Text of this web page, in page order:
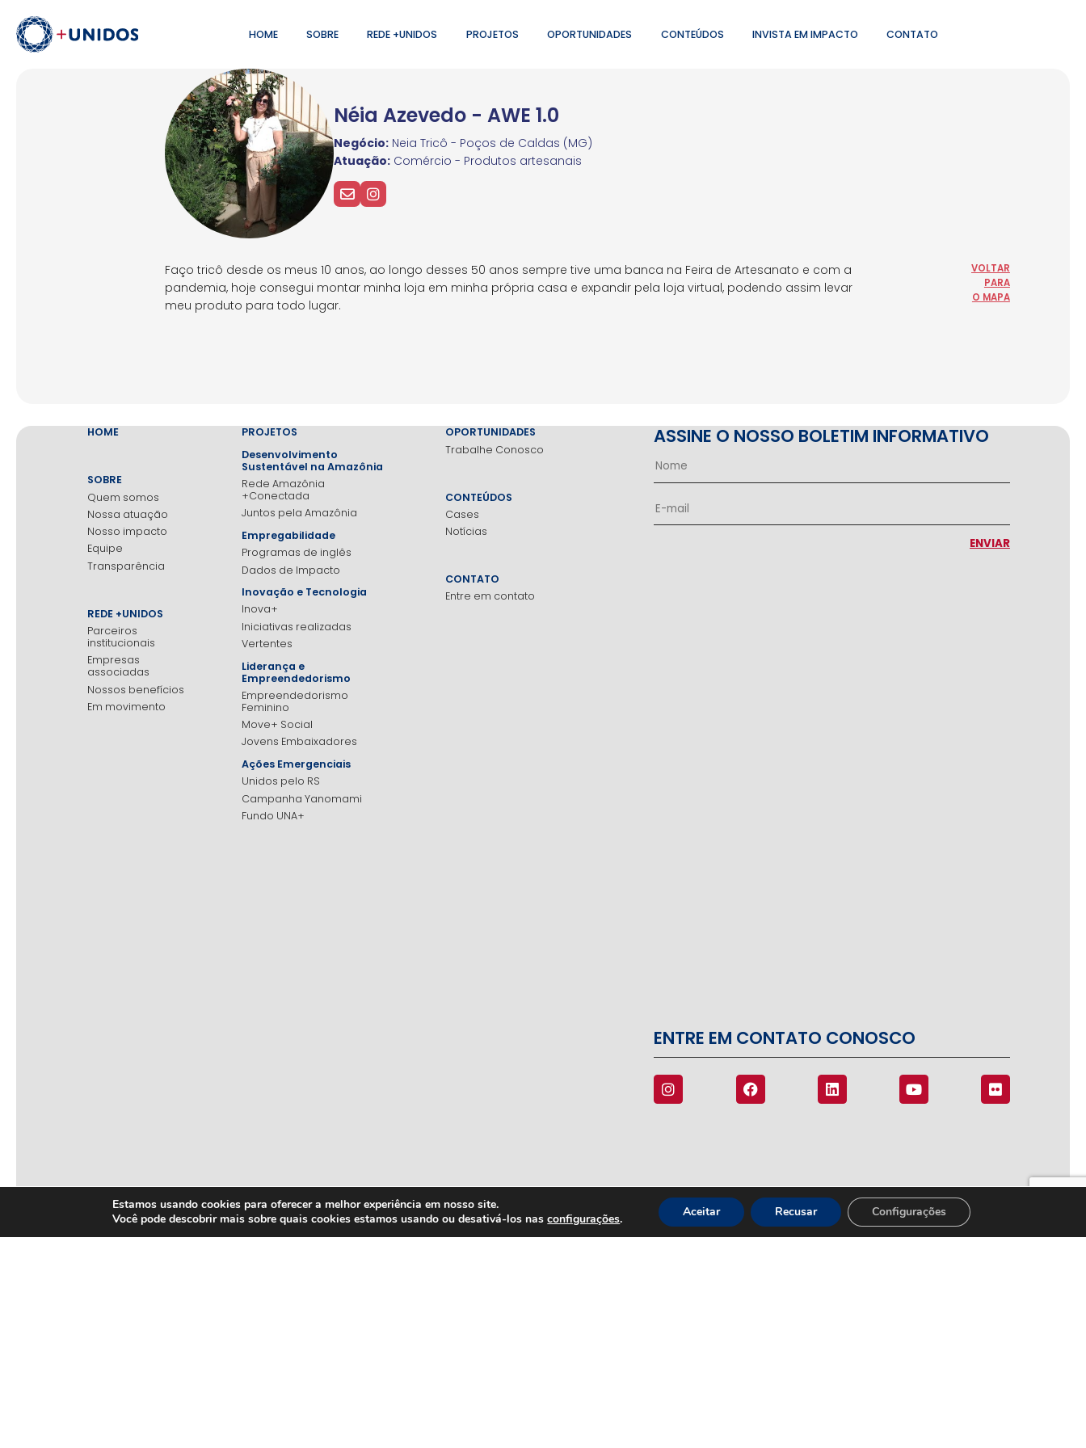
HOME SOBRE REDE +UNIDOS PROJETOS OPORTUNIDADES CONTEÚDOS INVISTA EM IMPACTO CONTATO
Néia Azevedo - AWE 1.0
Negócio: Neia Tricô - Poços de Caldas (MG)
Atuação: Comércio - Produtos artesanais
Faço tricô desde os meus 10 anos, ao longo desses 50 anos sempre tive uma banca na Feira de Artesanato e com a
pandemia, hoje consegui montar minha loja em minha própria casa e expandir pela loja virtual, podendo assim levar
meu produto para todo lugar.
VOLTAR
PARA
O MAPA
HOME
SOBRE
Quem somos
Nossa atuação
Nosso impacto
Equipe
Transparência
REDE +UNIDOS
Parceiros
institucionais
Empresas
associadas
Nossos benefícios
Em movimento
PROJETOS
Desenvolvimento
Sustentável na Amazônia
Rede Amazônia
+Conectada
Juntos pela Amazônia
Empregabilidade
Programas de inglês
Dados de Impacto
Inovação e Tecnologia
Inova+
Iniciativas realizadas
Vertentes
Liderança e
Empreendedorismo
Empreendedorismo
Feminino
Move+ Social
Jovens Embaixadores
Ações Emergenciais
Unidos pelo RS
Campanha Yanomami
Fundo UNA+
OPORTUNIDADES
Trabalhe Conosco
CONTEÚDOS
Cases
Notícias
CONTATO
Entre em contato
ASSINE O NOSSO BOLETIM INFORMATIVO
ENTRE EM CONTATO CONOSCO
Estamos usando cookies para oferecer a melhor experiência em nosso site.
Você pode descobrir mais sobre quais cookies estamos usando ou desativá-los nasconfigurações. Aceitar Recusar Configurações